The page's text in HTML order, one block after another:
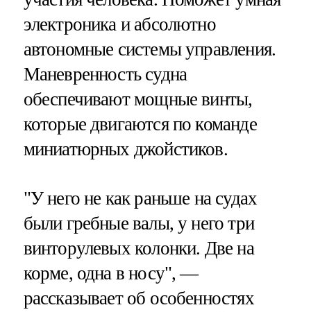
электроника и абсолютно
автономные системы управления.
Маневренность судна
обеспечивают мощные винты,
которые двигаются по команде
миниатюрных джойстиков.
"У него не как раньше на судах
были гребные валы, у него три
винторулевых колонки. Две на
корме, одна в носу", —
рассказывает об особенностях